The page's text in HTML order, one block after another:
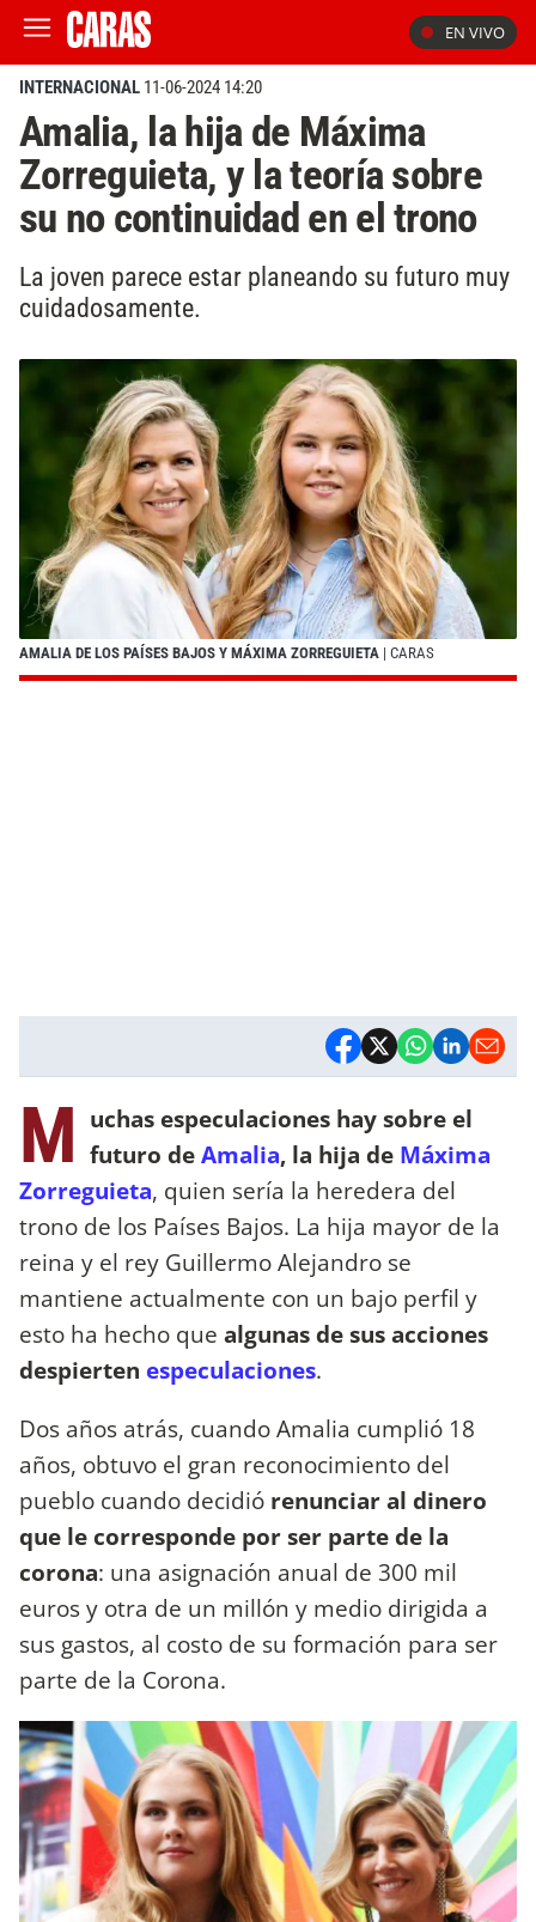
EN VIVO
INTERNACIONAL 11-06-2024 14:20
Amalia, la hija de Máxima
Zorreguieta, y la teoría sobre
su no continuidad en el trono
La joven parece estar planeando su futuro muy
cuidadosamente.
AMALIA DE LOS PAÍSES BAJOS Y MÁXIMA ZORREGUIETA | CARAS
M uchas especulaciones hay sobre el
futuro deAmalia, la hija de Máxima
Zorreguieta, quien sería la heredera del
trono de los Países Bajos. La hija mayor de la
reina y el rey Guillermo Alejandro se
mantiene actualmente con un bajo perfil y
esto ha hecho que algunas de sus acciones
despierten especulaciones.
Dos años atrás, cuando Amalia cumplió 18
años, obtuvo el gran reconocimiento del
pueblo cuando decidió renunciar al dinero
que le corresponde por ser parte de la
corona: una asignación anual de 300 mil
euros y otra de un millón y medio dirigida a
sus gastos, al costo de su formación para ser
parte de la Corona.